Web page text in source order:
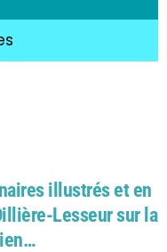
illustrés et en
Lesseur sur la